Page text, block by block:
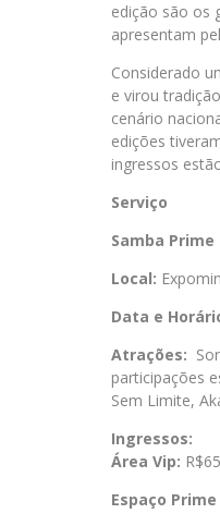
edição são os
apresentam
Considerado
e virou
cenário
edições
ingressos
Serviço
Samba Prime
Local:
Data e
Atrações:
participações
Sem Limite,
Ingressos:
Área Vip:
Espaço